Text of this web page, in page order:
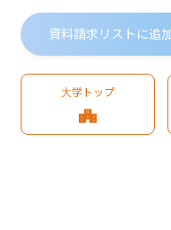
資料請求リストに追
大学トップ